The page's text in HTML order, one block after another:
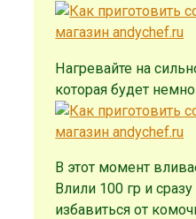
Нагревайте на
которая будет
В этот момент
Влили 100 гр и
избавиться от